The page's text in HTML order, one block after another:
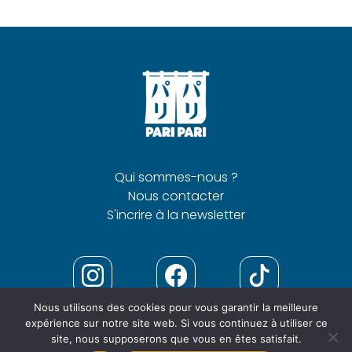
Qui sommes-nous ?
Nous contacter
S'incrire à la newsletter
Mentions
Politique de
Nous utilisons des cookies pour vous garantir la meilleure
expérience sur notre site web. Si vous continuez à utiliser ce
site, nous supposerons que vous en êtes satisfait.